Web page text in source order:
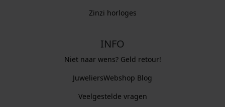
Zinzi horloges
INFO
Niet naar wens? Geld retour!
JuweliersWebshop Blog
Veelgestelde vragen